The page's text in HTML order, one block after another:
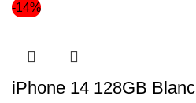
-14%
iPhone 14 128GB Blanc